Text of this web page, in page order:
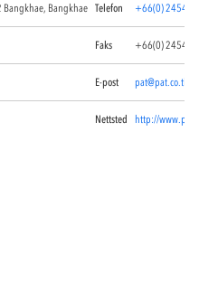
Bangkhae, Bangkhae Telefon +66(0) 2454
Faks +66(0) 2454
E-post pat@pat.co.th
Nettsted http://